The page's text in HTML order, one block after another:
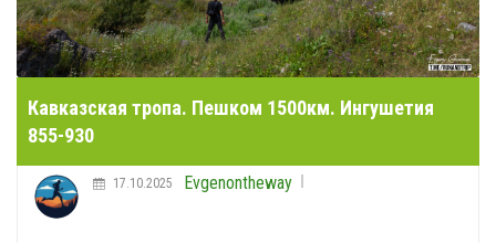
Кавказская тропа. Пешком 1500км. Ингушетия
855-930
Evgenontheway
17.10.2025